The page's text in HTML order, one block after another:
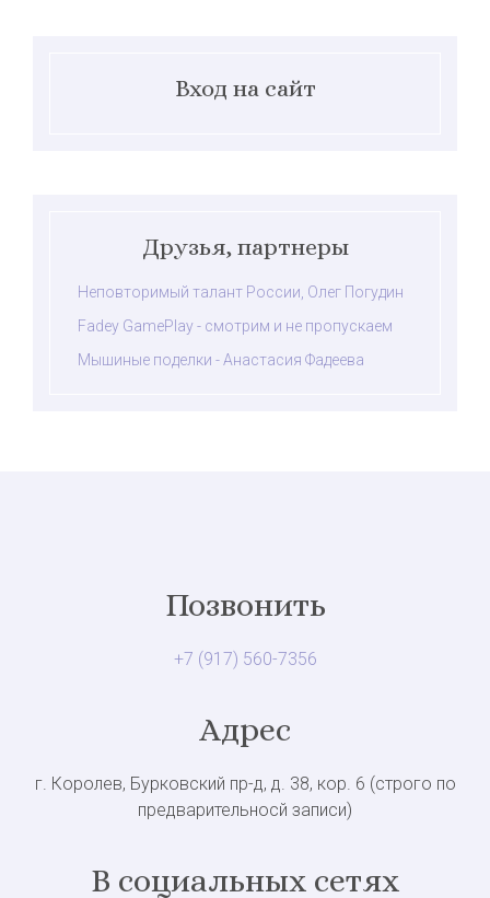
Вход на сайт
Друзья, партнеры
Неповторимый талант России, Олег Погудин
Fadey GamePlay - смотрим и не пропускаем
Мышиные поделки - Анастасия Фадеева
Позвонить
+7 (917) 560-7356
Адрес
г. Королев, Бурковский пр-д, д. 38, кор. 6 (строго по
предварительносй записи)
В социальных сетях